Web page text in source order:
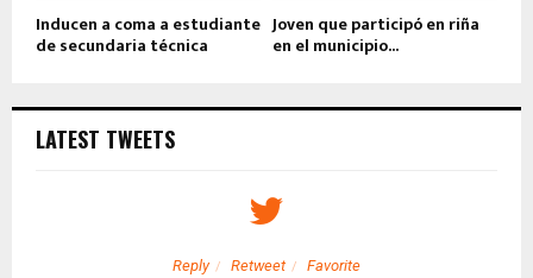
Inducen a coma a estudiante
de secundaria técnica
Joven que participó en riña
en el municipio...
LATEST TWEETS
Reply Retweet Favorite